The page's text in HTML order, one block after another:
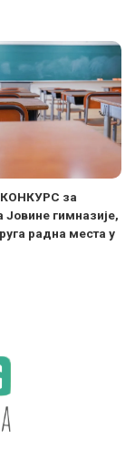
КОНКУРС за
Јовине гимназије,
радна места у